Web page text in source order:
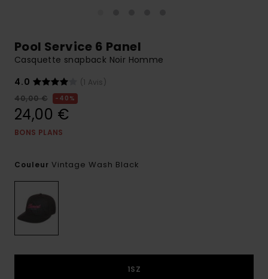
Pool Service 6 Panel
Casquette snapback Noir Homme
4.0
(1 Avis)
40,00 €
40%
24,00 €
BONS PLANS
Couleur Vintage Wash Black
1SZ